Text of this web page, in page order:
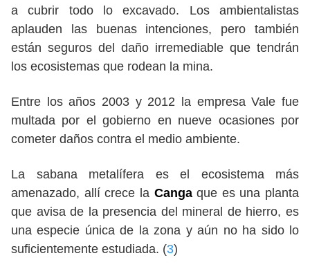
a cubrir todo lo excavado. Los ambientalistas
aplauden las buenas intenciones, pero también
están seguros del daño irremediable que tendrán
los ecosistemas que rodean la mina.
Entre los años 2003 y 2012 la empresa Vale fue
multada por el gobierno en nueve ocasiones por
cometer daños contra el medio ambiente.
La sabana metalífera es el ecosistema más
amenazado, allí crece la Cangaque es una planta
que avisa de la presencia del mineral de hierro, es
una especie única de la zona y aún no ha sido lo
suficientemente estudiada. (3)